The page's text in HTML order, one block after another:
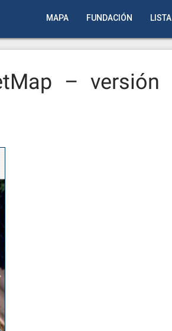
MAPA FUNDACIÓN LISTA
– versión